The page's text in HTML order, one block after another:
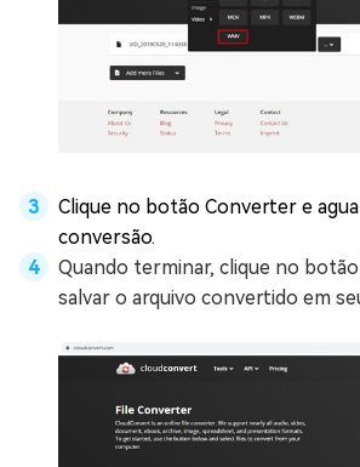
Clique no botão Converter e
conversão.
Quando terminar, clique no
salvar o arquivo convertido em